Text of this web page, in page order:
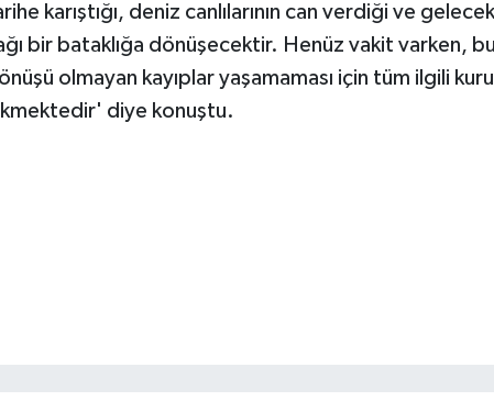
karıştığı, deniz canlılarının can verdiği ve
bir bataklığa dönüşecektir. Henüz vakit varken,
olmayan kayıplar yaşamaması için tüm ilgili
diye konuştu.